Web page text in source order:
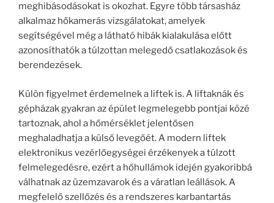
meghibásodásokat is okozhat. Egyre több társasház
alkalmaz hőkamerás vizsgálatokat, amelyek
segítségével még a látható hibák kialakulása előtt
azonosíthatók a túlzottan melegedő csatlakozások és
berendezések.
Külön figyelmet érdemelnek a liftek is. A liftaknák és
gépházak gyakran az épület legmelegebb pontjai közé
tartoznak, ahol a hőmérséklet jelentősen
meghaladhatja a külső levegőét. A modern liftek
elektronikus vezérlőegységei érzékenyek a túlzott
felmelegedésre, ezért a hőhullámok idején gyakoribbá
válhatnak az üzemzavarok és a váratlan leállások. A
megfelelő szellőzés és a rendszeres karbantartás